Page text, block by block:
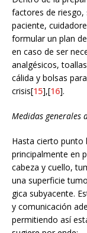
factores de riesgo,
paciente,
formular un plan
en caso de ser
analgésicos,
cálida y bolsas
crisis[15],[16].
Medidas generales
Hasta cierto punto
principalmente en
cabeza y cuello,
una superficie
gica subyacente.
y comunicación
permitiendo así